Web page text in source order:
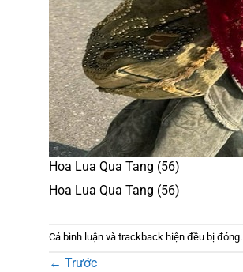
Hoa Lua Qua Tang (56)
Hoa Lua Qua Tang (56)
Cả bình luận và trackback hiện đều bị đóng.
← Trước